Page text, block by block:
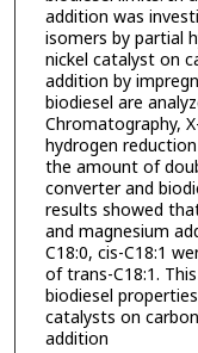
addition was
isomers by partial
nickel catalyst on
addition by
biodiesel are
Chromatography,
hydrogen
the amount of
converter and
results showed
and magnesium
C18:0, cis-C18:1
of trans-C18:1.
biodiesel
catalysts on
addition